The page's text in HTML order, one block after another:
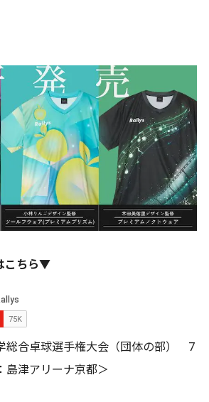
こちら▼
総合卓球選手権大会（団体の部） 7
津アリーナ京都＞